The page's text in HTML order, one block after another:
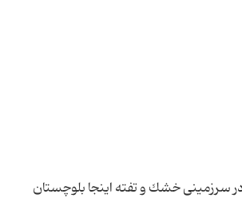
سرزمینی خشك و تفته اینجا بلوچستان